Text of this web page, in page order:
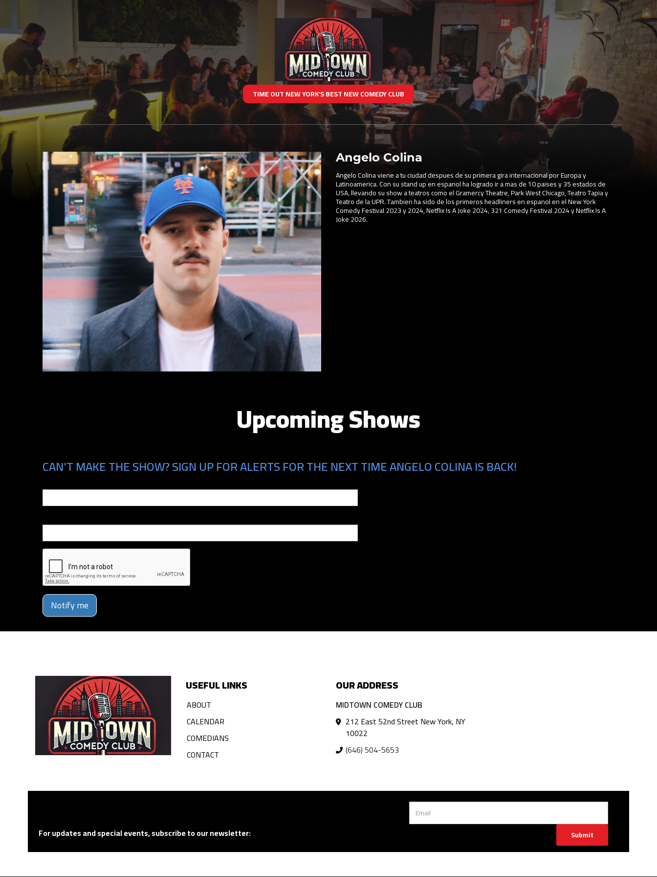
TIME OUT NEW YORK’S BEST NEW COMEDY CLUB
Angelo Colina
Angelo Colina viene a tu ciudad despues de su primera gira internacional por Europa y
Latinoamerica. Con su stand up en espanol ha logrado ir a mas de 10 paises y 35 estados de
USA, llevando su show a teatros como el Gramercy Theatre, Park West Chicago, Teatro Tapia y
Teatro de la UPR. Tambien ha sido de los primeros headliners en espanol en el New York
Comedy Festival 2023 y 2024, Netflix Is A Joke 2024, 321 Comedy Festival 2024 y Netflix Is A
Joke 2026.
Upcoming Shows
CAN'T MAKE THE SHOW? SIGN UP FOR ALERTS FOR THE NEXT TIME ANGELO COLINA IS BACK!
Notify me
USEFUL LINKS
ABOUT
CALENDAR
COMEDIANS
CONTACT
OUR ADDRESS
MIDTOWN COMEDY CLUB
212 East 52nd Street New York, NY
10022
(646) 504-5653
For updates and special events, subscribe to our newsletter: Submit